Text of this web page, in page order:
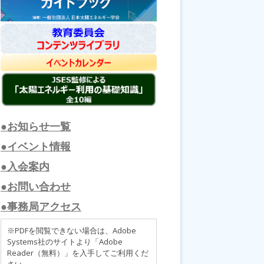
●お知らせ一覧
●イベント情報
●入会案内
●お問い合わせ
●事務局アクセス
※PDFを閲覧できない場合は、Adobe
Systems社のサイトより「Adobe
Reader（無料）」を入手してご利用くだ